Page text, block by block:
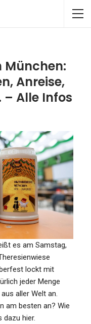
München:
Anreise,
Alle Infos
es am Samstag,
lockt mit
jeder Menge
aller Welt an.
am besten an? Wie
hier.